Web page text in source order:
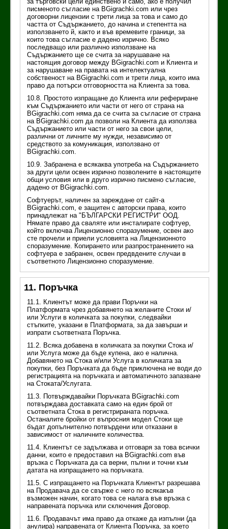
писменото съгласие на BGigrachki.com или чрез
договорни лицензии с трети лица за това и само до
частта от Съдържанието, до начина и степентта на
използването й, както и във времевите граници, за
които това съгласие е дадено изрично. Всяко
последващо или различно използване на
Съдържанието ще се счита за нарушаване на
настоящия договор между BGigrachki.com и Клиента и
за нарушаване на правата на интелектуална
собственост на BGigrachki.com и трети лица, които има
право да потърси отговорността на Клиента за това.
10.8. Простото изпращане до Клиента или рефериране
към Съдържанието или части от него от страна на
BGigrachki.com няма да се счита за съгласие от страна
на BGigrachki.com да позволи на Клиента да използва
Съдържанието или части от него за свои цели,
различни от личните му нужди, независимо от
средството за комуникация, използвано от
BGigrachki.com.
10.9. Забранена е всякаква употреба на Съдържанието
за други цели освен изрично позволените в настоящите
общи условия или в друго изрично писмено съгласие,
дадено от BGigrachki.com.
Софтуерът, наличен за зареждане от сайт-а
BGigrachki.com, е защитен с авторски права, които
принадлежат на "БЪЛГАРСКИ РЕГИСТРИ" ООД.
Нямате право да сваляте или инсталирате софтуер,
който включва Лицензионно споразумение, освен ако
сте прочели и приели условията на Лицензионното
споразумение. Копирането или разпространението на
софтуера е забранен, освен предвдените случаи в
съответното Лицензионно споразумение.
11. Поръчка
11.1. Клиентът може да прави Поръчки на
Платформата чрез добавянето на желаните Стоки и/
или Услуги в количката за покупки, следвайки
стъпките, указани в Платформата, за да завърши и
изпрати съответната Поръчка.
11.2. Всяка добавена в количката за покупки Стока и/
или Услуга може да бъде купена, ако е налична.
Добавянето на Стока и/или Услуга в количката за
покупки, без Поръчката да бъде приключена не води до
регистрацията на поръчката и автоматичното запазване
на Стоката/Услугата.
11.3. Потвърждавайки Поръчката BGigrachki.com
потвърждава доставката само на един брой от
съответната Стока в регистрираната поръчка.
Останалите бройки от въпросния модел Стоки ще
бъдат допълнително потвърдени или отказани в
зависимост от наличните количества.
11.4. Клиентът се задължава и отговаря за това всички
данни, които е предоставил на BGigrachki.com във
връзка с Поръчката да са верни, пълни и точни към
датата на изпращането на поръчката.
11.5. С изпращането на Поръчката Клиентът разрешава
на Продавача да се свърже с него пo всякакъв
възможен начин, когато това се налага във връзка с
направената поръчка или сключения Договор.
11.6. Продавачът има право да откаже да изпълни (да
анулира) направената от Клиента Поръчка, за което